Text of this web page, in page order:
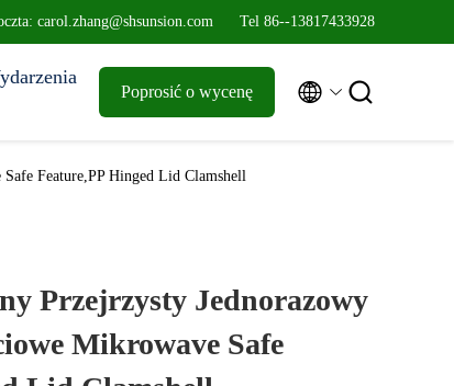
carol.zhang@shsunsion.com Tel 86--13817433928
Poprosić o wycenę  
Feature,PP Hinged Lid Clamshell
Przejrzysty Jednorazowy
Mikrowave Safe